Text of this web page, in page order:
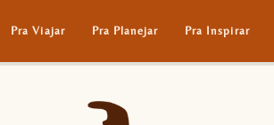
Pra Viajar Pra Planejar Pra Inspirar